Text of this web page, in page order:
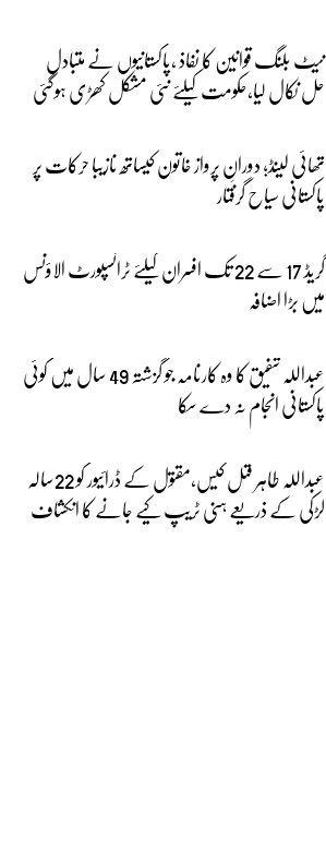
نیٹ بلنگ قوانین کا نفاذ ،پاکستانیوں نے متبادل
حل نکال لیا،حکومت کیلئے نئی مشکل کھڑی ہوگئی
تھائی لینڈ؛ دورانِ پرواز خاتون کیساتھ نازیبا حرکات پر
پاکستانی سیاح گرفتار
گریڈ 17 سے 22 تک افسران کیلئے ٹرانسپورٹ الاؤنس
میں بڑا اضافہ
عبداللہ شفیق کا وہ کارنامہ جو گزشتہ 49 سال میں کوئی
پاکستانی انجام نہ دے سکا
عبداللہ طاہر قتل کیس،مقتول کے ڈرائیور کو 22سالہ
لڑکی کے ذریعے ہنی ٹریپ کیے جانے کا انکشاف